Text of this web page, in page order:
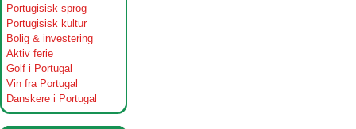
Portugisisk sprog
Portugisisk kultur
Bolig & investering
Aktiv ferie
Golf i Portugal
Vin fra Portugal
Danskere i Portugal